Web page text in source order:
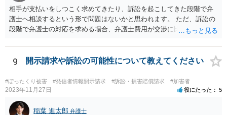
相手が支払いをしつこく求めてきたり、訴訟を起こしてきた段階で弁
護士へ相談するという形で問題はないかと思われます。 ただ、訴訟の
段階で弁護士の対応を求める場合、弁護士費用が交渉に比べて高くな
のかを考えておく必要があるでしょう。
9 開示請求や訴訟の可能性について教えてください
#ぼったくり被害 #発信者情報開示請求 #訴訟・損害賠償請求 #加害者
2023年11月27日 役にたった 5
稲葉 進太郎 弁護士